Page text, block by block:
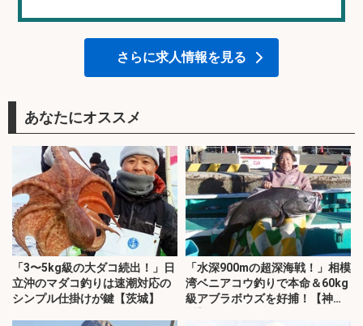
さらに求人情報を見る
あなたにオススメ
「3〜5kg級の大ダコ続出！」日
立沖のマダコ釣りは速潮対応の
シンプル仕掛けが鍵【茨城】
「水深900mの超深海戦！」相模
湾ベニアコウ釣りで本命＆60kg
級アブラボウズを好捕！【神奈